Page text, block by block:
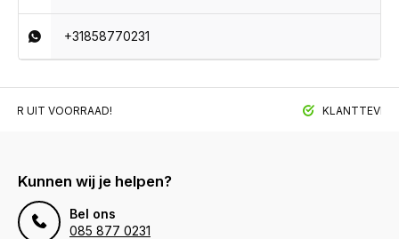
+31858770231
UIT VOORRAAD!
Kunnen wij je helpen?
Bel ons
085 877 0231